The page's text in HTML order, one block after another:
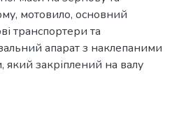
мотовило, основний
транспортери та
апарат з наклепаними
який закріплений на валу